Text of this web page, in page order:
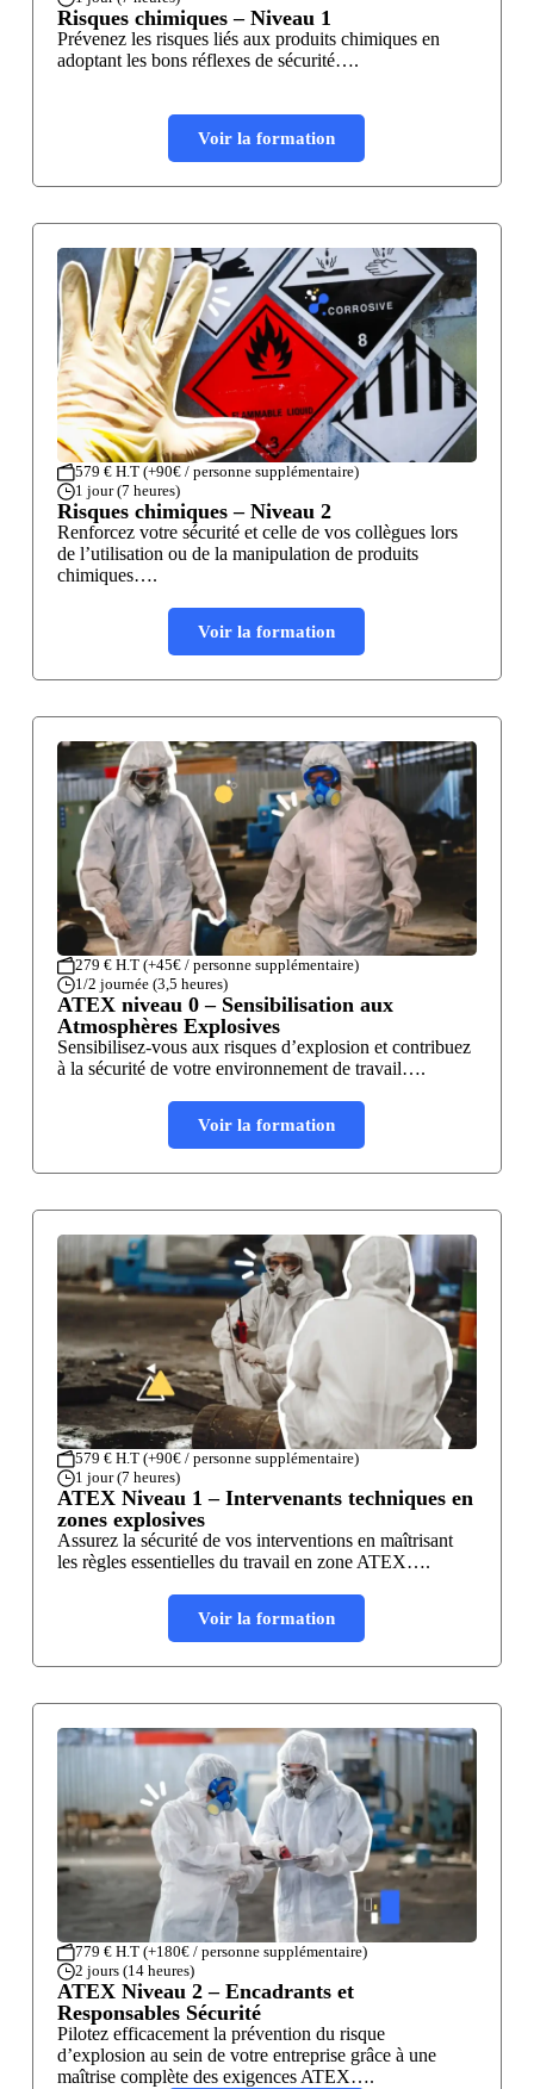
Risques chimiques – Niveau 1
Prévenez les risques liés aux produits chimiques en
adoptant les bons réflexes de sécurité….
Voir la formation
579 € H.T (+90€ / personne supplémentaire)
1 jour (7 heures)
Risques chimiques – Niveau 2
Renforcez votre sécurité et celle de vos collègues lors
de l’utilisation ou de la manipulation de produits
chimiques….
Voir la formation
279 € H.T (+45€ / personne supplémentaire)
1/2 journée (3,5 heures)
ATEX niveau 0 – Sensibilisation aux
Atmosphères Explosives
Sensibilisez-vous aux risques d’explosion et contribuez
à la sécurité de votre environnement de travail….
Voir la formation
579 € H.T (+90€ / personne supplémentaire)
1 jour (7 heures)
ATEX Niveau 1 – Intervenants techniques en
zones explosives
Assurez la sécurité de vos interventions en maîtrisant
les règles essentielles du travail en zone ATEX….
Voir la formation
779 € H.T (+180€ / personne supplémentaire)
2 jours (14 heures)
ATEX Niveau 2 – Encadrants et
Responsables Sécurité
Pilotez efficacement la prévention du risque
d’explosion au sein de votre entreprise grâce à une
maîtrise complète des exigences ATEX….